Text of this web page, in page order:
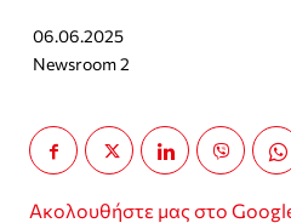
06.06.2025
Newsroom 2
Ακολουθήστε μας στο